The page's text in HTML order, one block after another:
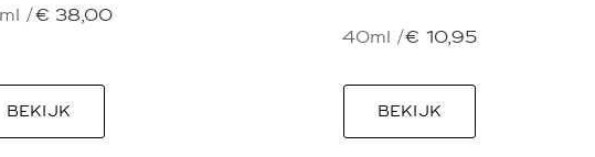
/€ 38,00
BEKIJK
40ml /€ 10,95
BEKIJK